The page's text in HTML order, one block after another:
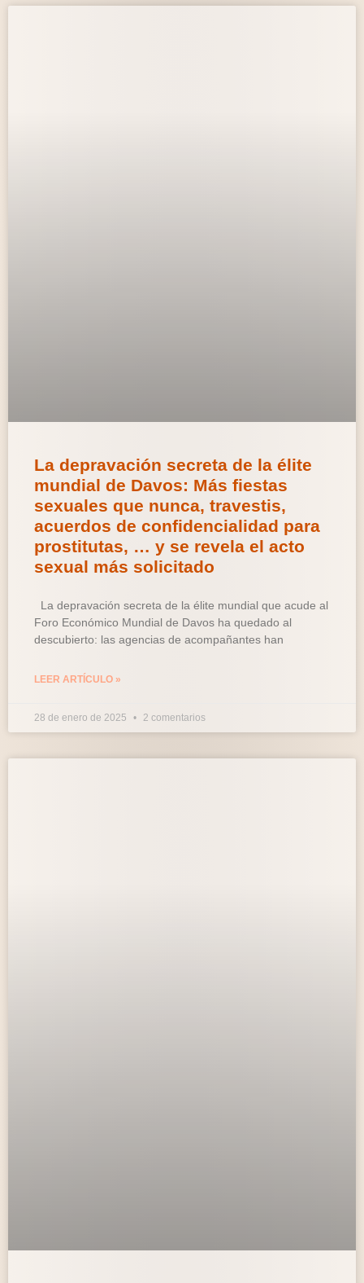
La depravación secreta de la élite
mundial de Davos: Más fiestas
sexuales que nunca, travestis,
acuerdos de confidencialidad para
prostitutas, … y se revela el acto
sexual más solicitado
La depravación secreta de la élite mundial que acude al
Foro Económico Mundial de Davos ha quedado al
descubierto: las agencias de acompañantes han
LEER ARTÍCULO »
28 de enero de 2025 2 comentarios